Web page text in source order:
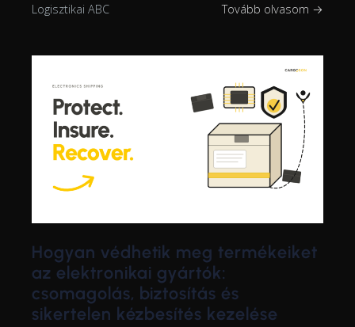
Logisztikai ABC Tovább olvasom →
Hogyan védhetik meg termékeiket
az elektronikai gyártók:
csomagolás, biztosítás és
sikertelen kézbesítés kezelése